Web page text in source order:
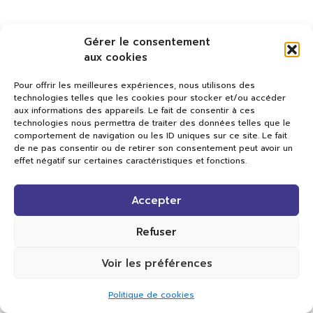
Gérer le consentement
aux cookies
Pour offrir les meilleures expériences, nous utilisons des
technologies telles que les cookies pour stocker et/ou accéder
aux informations des appareils. Le fait de consentir à ces
technologies nous permettra de traiter des données telles que le
comportement de navigation ou les ID uniques sur ce site. Le fait
de ne pas consentir ou de retirer son consentement peut avoir un
effet négatif sur certaines caractéristiques et fonctions.
Accepter
Refuser
Voir les préférences
Politique de cookies
Val TV
Centre de Compétences Médias
Rue du Pont-Neuf 24
Tous droits réservés.
Réalisation Cavin-Baudat Digital Lab